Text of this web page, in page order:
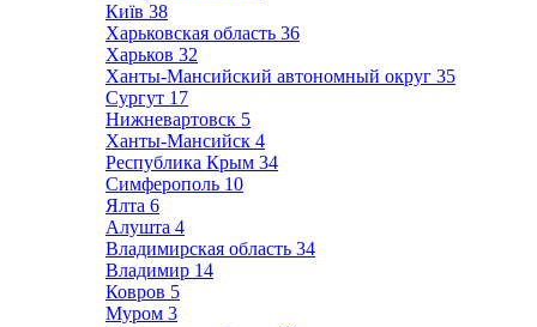
Київ 38
Харьковская область 36
Харьков 32
Ханты-Мансийский автономный округ 35
Сургут 17
Нижневартовск 5
Ханты-Мансийск 4
Республика Крым 34
Симферополь 10
Ялта 6
Алушта 4
Владимирская область 34
Владимир 14
Ковров 5
Муром 3